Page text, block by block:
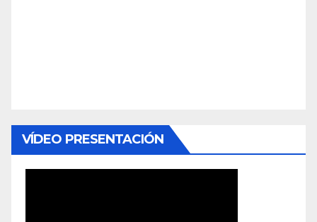
VÍDEO PRESENTACIÓN